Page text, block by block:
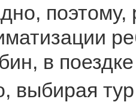
в
выбирая